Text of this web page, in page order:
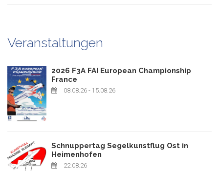
Veranstaltungen
2026 F3A FAI European Championship
France
08.08.26 - 15.08.26
Schnuppertag Segelkunstflug Ost in
Heimenhofen
22.08.26